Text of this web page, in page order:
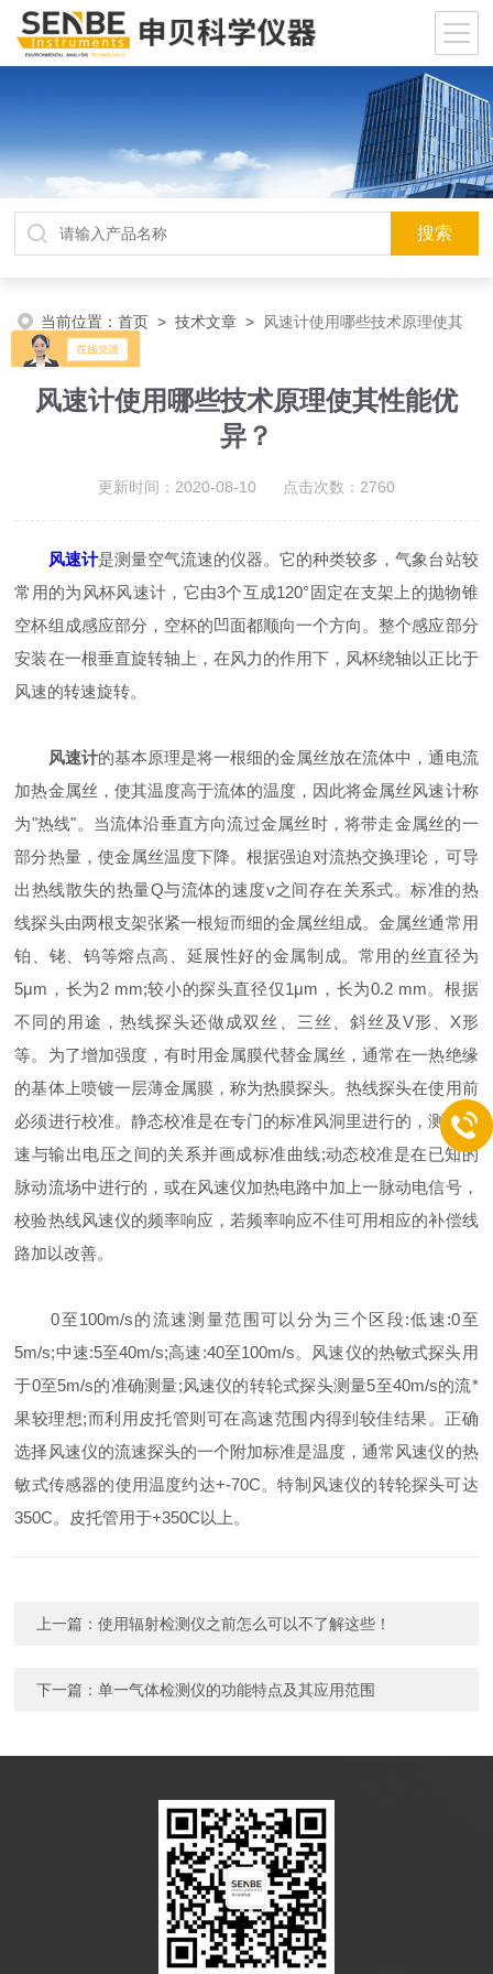
当前位置：首页 >技术文章 >
风速计使用哪些技术原理使其
性能优异？
风速计使用哪些技术原理使其性能优
异？
更新时间：2020-08-10 点击次数：2760
风速计是测量空气流速的仪器。它的种类较多，气象台站较
常用的为风杯风速计，它由3个互成120°固定在支架上的抛物锥
空杯组成感应部分，空杯的凹面都顺向一个方向。整个感应部分
安装在一根垂直旋转轴上，在风力的作用下，风杯绕轴以正比于
风速的转速旋转。
风速计的基本原理是将一根细的金属丝放在流体中，通电流
加热金属丝，使其温度高于流体的温度，因此将金属丝风速计称
为"热线"。当流体沿垂直方向流过金属丝时，将带走金属丝的一
部分热量，使金属丝温度下降。根据强迫对流热交换理论，可导
出热线散失的热量Q与流体的速度v之间存在关系式。标准的热
线探头由两根支架张紧一根短而细的金属丝组成。金属丝通常用
铂、铑、钨等熔点高、延展性好的金属制成。常用的丝直径为
5μm，长为2 mm;较小的探头直径仅1μm，长为0.2 mm。根据
不同的用途，热线探头还做成双丝、三丝、斜丝及V形、X形
等。为了增加强度，有时用金属膜代替金属丝，通常在一热绝缘
的基体上喷镀一层薄金属膜，称为热膜探头。热线探头在使用前
必须进行校准。静态校准是在专门的标准风洞里进行的，测量流
速与输出电压之间的关系并画成标准曲线;动态校准是在已知的
脉动流场中进行的，或在风速仪加热电路中加上一脉动电信号，
校验热线风速仪的频率响应，若频率响应不佳可用相应的补偿线
路加以改善。
0至100m/s的流速测量范围可以分为三个区段:低速:0至
5m/s;中速:5至40m/s;高速:40至100m/s。风速仪的热敏式探头用
于0至5m/s的准确测量;风速仪的转轮式探头测量5至40m/s的流*
果较理想;而利用皮托管则可在高速范围内得到较佳结果。正确
选择风速仪的流速探头的一个附加标准是温度，通常风速仪的热
敏式传感器的使用温度约达+-70C。特制风速仪的转轮探头可达
350C。皮托管用于+350C以上。
上一篇：使用辐射检测仪之前怎么可以不了解这些！
下一篇：单一气体检测仪的功能特点及其应用范围